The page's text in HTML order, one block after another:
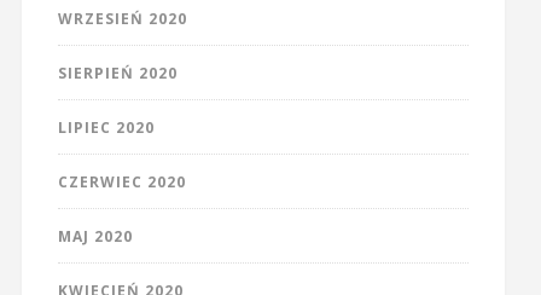
WRZESIEŃ 2020
SIERPIEŃ 2020
LIPIEC 2020
CZERWIEC 2020
MAJ 2020
KWIECIEŃ 2020